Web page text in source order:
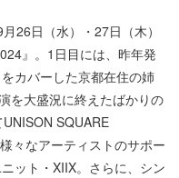
26日（水）・27日（木）
』。1日目には、昨年発
カバーした京都在住の姉
を大盛況に終えたばかりの
SQUARE
々なアーティストのサポー
ット・XIIX。さらに、シン